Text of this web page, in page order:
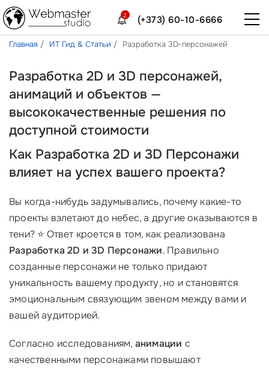
(+373) 60-10-6666
2
Главная ИТ Гид & Статьи Разработка 3D-персонажей
Разработка 2D и 3D персонажей,
анимаций и объектов —
высококачественные решения по
доступной стоимости
Как Разработка 2D и 3D Персонажи
влияет на успех вашего проекта?
Вы когда-нибудь задумывались, почему какие-то
проекты взлетают до небес, а другие оказываются в
тени? ⭐ Ответ кроется в том, как реализована
Разработка 2D и 3D Персонажи. Правильно
созданные персонажи не только придают
уникальность вашему продукту, но и становятся
эмоциональным связующим звеном между вами и
вашей аудиторией.
Согласно исследованиям, анимации с
качественными персонажами повышают